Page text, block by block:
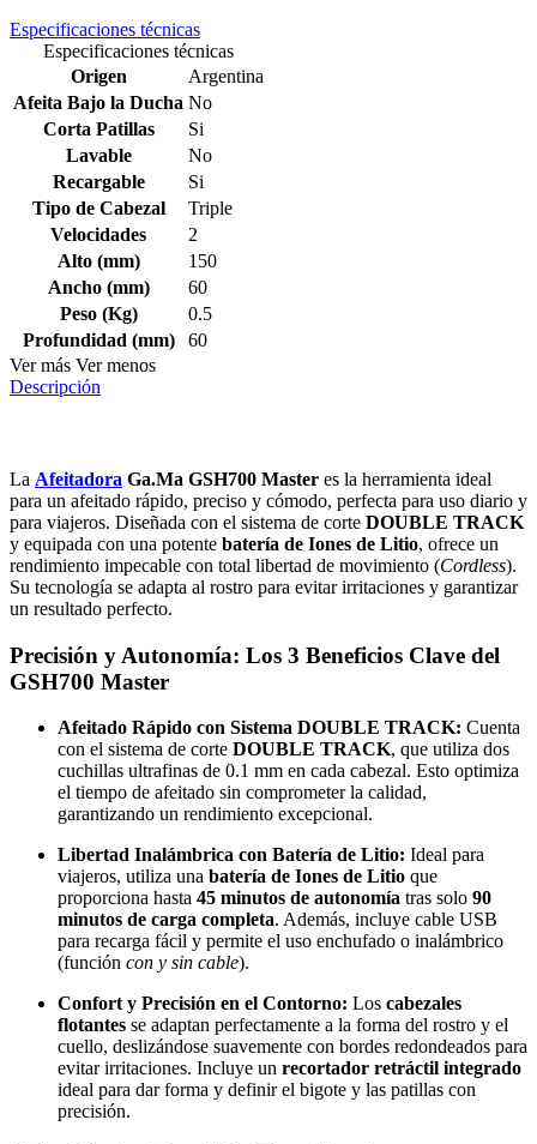
Especificaciones técnicas
Especificaciones técnicas
Origen
Argentina
Afeita Bajo la Ducha No
Corta Patillas
Si
Lavable
No
Recargable
Si
Tipo de Cabezal
Triple
Velocidades
2
Alto (mm)
150
Ancho (mm)
60
Peso (Kg)
0.5
Profundidad (mm)
60
Ver más Ver menos
Descripción
La Afeitadora Ga.Ma GSH700 Master es la herramienta ideal
para un afeitado rápido, preciso y cómodo, perfecta para uso diario y
para viajeros. Diseñada con el sistema de corte DOUBLE TRACK
y equipada con una potente batería de Iones de Litio, ofrece un
rendimiento impecable con total libertad de movimiento (Cordless).
Su tecnología se adapta al rostro para evitar irritaciones y garantizar
un resultado perfecto.
Precisión y Autonomía: Los 3 Beneficios Clave del
GSH700 Master
Afeitado Rápido con Sistema DOUBLE TRACK: Cuenta
con el sistema de corte DOUBLE TRACK, que utiliza dos
cuchillas ultrafinas de 0.1 mm en cada cabezal. Esto optimiza
el tiempo de afeitado sin comprometer la calidad,
garantizando un rendimiento excepcional.
Libertad Inalámbrica con Batería de Litio: Ideal para
viajeros, utiliza una batería de Iones de Litio que
proporciona hasta 45 minutos de autonomía tras solo 90
minutos de carga completa. Además, incluye cable USB
para recarga fácil y permite el uso enchufado o inalámbrico
(función con y sin cable).
Confort y Precisión en el Contorno: Los cabezales
flotantes se adaptan perfectamente a la forma del rostro y el
cuello, deslizándose suavemente con bordes redondeados para
evitar irritaciones. Incluye un recortador retráctil integrado
ideal para dar forma y definir el bigote y las patillas con
precisión.